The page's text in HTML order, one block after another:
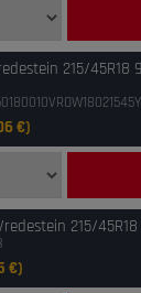
215/45R18
€)
215/
€)